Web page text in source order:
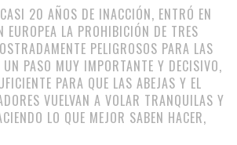
20 AÑOS DE INACCIÓN, ENTRÓ EN
EUROPEA LA PROHIBICIÓN DE TRES
PELIGROSOS PARA LAS
UN PASO MUY IMPORTANTE Y DECISIVO,
PARA QUE LAS ABEJAS Y EL
VUELVAN A VOLAR TRANQUILAS Y
LO QUE MEJOR SABEN HACER,